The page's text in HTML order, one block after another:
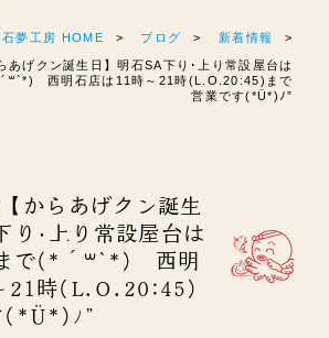
石夢工房 HOME ブログ 新着情報
あげクン誕生日】明石SA下り･上り常設屋台は
西明石店は11時～21時(L.O.20:45)まで
営業です(*Ü*)ﾉ”
からあげクン誕生
り･上り常設屋台は
で(*´꒳`*) 西明
21時(L.O.20:45)
(*Ü*)ﾉ”